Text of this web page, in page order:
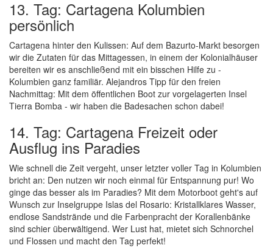
13. Tag: Cartagena Kolumbien
persönlich
Cartagena hinter den Kulissen: Auf dem Bazurto-Markt besorgen
wir die Zutaten für das Mittagessen, in einem der Kolonialhäuser
bereiten wir es anschließend mit ein bisschen Hilfe zu -
Kolumbien ganz familiär. Alejandros Tipp für den freien
Nachmittag: Mit dem öffentlichen Boot zur vorgelagerten Insel
Tierra Bomba - wir haben die Badesachen schon dabei!
14. Tag: Cartagena Freizeit oder
Ausflug ins Paradies
Wie schnell die Zeit vergeht, unser letzter voller Tag in Kolumbien
bricht an: Den nutzen wir noch einmal für Entspannung pur! Wo
ginge das besser als im Paradies? Mit dem Motorboot geht's auf
Wunsch zur Inselgruppe Islas del Rosario: Kristallklares Wasser,
endlose Sandstrände und die Farbenpracht der Korallenbänke
sind schier überwältigend. Wer Lust hat, mietet sich Schnorchel
und Flossen und macht den Tag perfekt!